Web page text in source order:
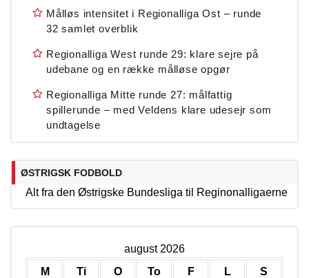
Målløs intensitet i Regionalliga Ost – runde
32 samlet overblik
Regionalliga West runde 29: klare sejre på
udebane og en række målløse opgør
Regionalliga Mitte runde 27: målfattig
spillerunde – med Veldens klare udesejr som
undtagelse
ØSTRIGSK FODBOLD
Alt fra den Østrigske Bundesliga til Reginonalligaerne
august 2026
M
Ti O To F L S